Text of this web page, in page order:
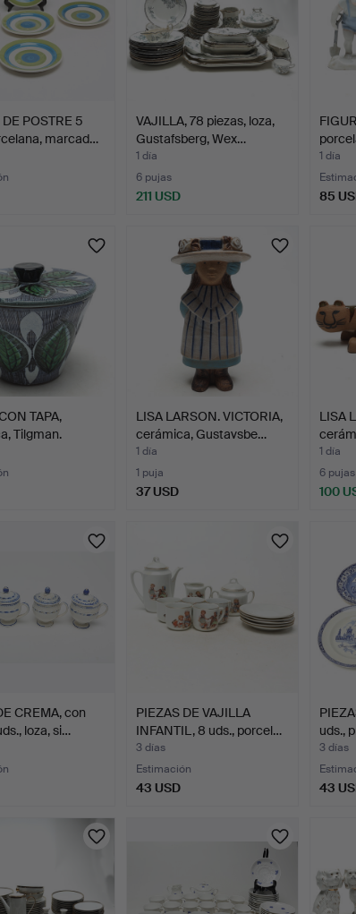
DE POSTRE 5
marcad…
VAJILLA, 78 piezas, loza,
Gustafsberg, Wex…
1 día
6 pujas
211 USD
1 día
85
TAPA,
Tilgman.
LISA LARSON. VICTORIA,
cerámica, Gustavsbe…
1 día
1 puja
37 USD
LISA
1 día
6 pujas
100
CREMA, con
loza, si…
PIEZAS DE VAJILLA
INFANTIL, 8 uds., porcel…
3 días
Estimación
43 USD
uds.,
3 días
43